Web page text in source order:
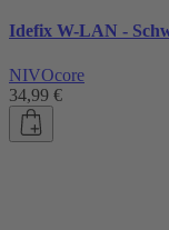
Idefix W-LAN -
NIVOcore
34,99 €